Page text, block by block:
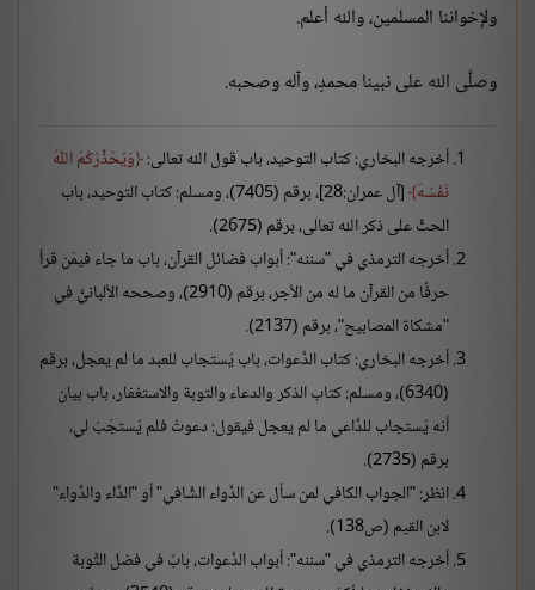
ولإخواننا المسلمين، والله أعلم.
وصلَّى الله على نبينا محمدٍ، وآله وصحبه.
أخرجه البخاري: كتاب التوحيد، باب قول الله تعالى: وَيُحَذِّرُكُمُ اللَّهُ
نَفْسَهُ
[آل عمران:28]، برقم (7405)، ومسلم: كتاب التوحيد، باب
الحثِّ على ذكر الله تعالى، برقم (2675).
أخرجه الترمذي في "سننه": أبواب فضائل القرآن، باب ما جاء فيمَن قرأ
حرفًا من القرآن ما له من الأجر، برقم (2910)، وصححه الألبانيُّ في
"مشكاة المصابيح"، برقم (2137).
أخرجه البخاري: كتاب الدَّعوات، باب يُستجاب للعبد ما لم يعجل، برقم
(6340)، ومسلم: كتاب الذكر والدعاء والتوبة والاستغفار، باب بيان
أنه يُستجاب للدَّاعي ما لم يعجل فيقول: دعوتُ فلم يُستجَبْ لي،
برقم (2735).
انظر: "الجواب الكافي لمن سأل عن الدَّواء الشَّافي" أو "الدَّاء والدَّواء"
لابن القيم (ص138).
أخرجه الترمذي في "سننه": أبواب الدَّعوات، بابٌ في فضل التَّوبة